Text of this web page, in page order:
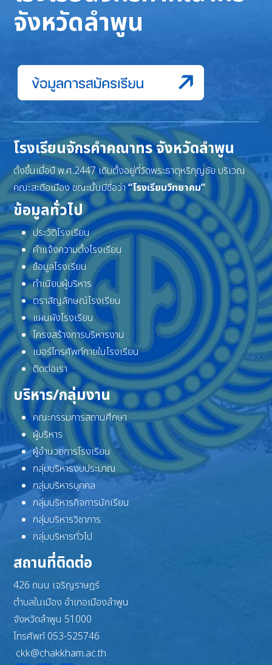
จังหวัดลำพูน
โรงเรียนจักรคำคณาทร จังหวัดลำพูน
ตั้งขึ้นเมื่อปี พ.ศ.2447 เดิมตั้งอยู่ที่วัดพระธาตุหริภุญชัย บริเวณ
คณะสะดือเมือง ขณะนั้นมีชื่อว่า“โรงเรียนวิทยาคม”
ข้อมูลทั่วไป
ประวัติโรงเรียน
คำแจ้งความตั้งโรงเรียน
ข้อมูลโรงเรียน
ทำเนียบผู้บริหาร
ตราสัญลักษณ์โรงเรียน
แผนผังโรงเรียน
โครงสร้างการบริหารงาน
เบอร์โทรศัพท์ภายในโรงเรียน
ติดต่อเรา
บริหาร/กลุ่มงาน
คณะกรรมการสถานศึกษา
ผู้บริหาร
ผู้อำนวยการโรงเรียน
กลุ่มบริหารงบประมาณ
กลุ่มบริหารบุคคล
กลุ่มบริหารกิจการนักเรียน
กลุ่มบริหารวิชาการ
กลุ่มบริหารทั่วไป
สถานที่ติดต่อ
426 ถนน เจริญราษฎร์
ตำบลในเมือง อำเภอเมืองลำพูน
จังหวัดลำพูน 51000
โทรศัพท์ 053-525746
ckk@chakkham.ac.th